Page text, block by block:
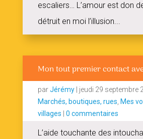
escaliers… L’amour est don
détruit en moi l’illusion...
Mon tout premier contact
parJérémy| jeudi 29 septembre
Marchés, boutiques, rues Mes
villages
0 commentaires
L’aide touchante des